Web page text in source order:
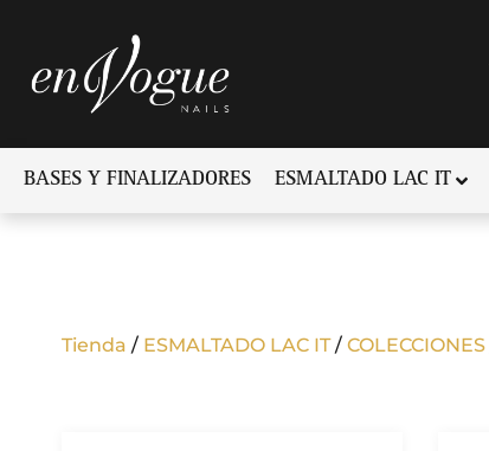
BASES Y FINALIZADORES ESMALTADO LAC IT
Tienda / ESMALTADO LAC IT/ COLECCIONES